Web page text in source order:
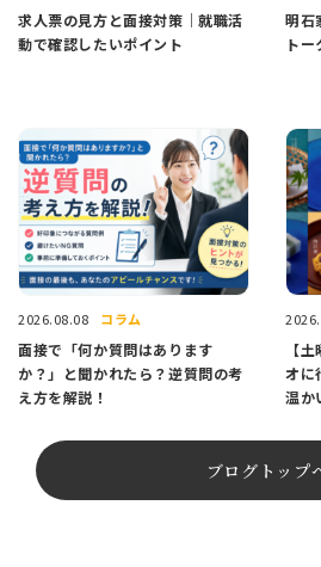
求人票の見方と面接対策｜就職活
動で確認したいポイント
明石
トー
2026.08.08 コラム
面接で「何か質問はあります
か？」と聞かれたら？逆質問の考
え方を解説！
【
オに
温か
ブログトップ